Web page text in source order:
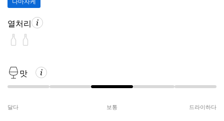
열처리
맛
달다 보통 드라이하다